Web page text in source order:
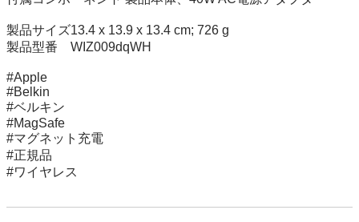
製品サイズ‎13.4 x 13.9 x 13.4 cm; 726 g
製品型番　WIZ009dqWH
#Apple
#Belkin
#ベルキン
#MagSafe
#マグネット充電
#正規品
#ワイヤレス